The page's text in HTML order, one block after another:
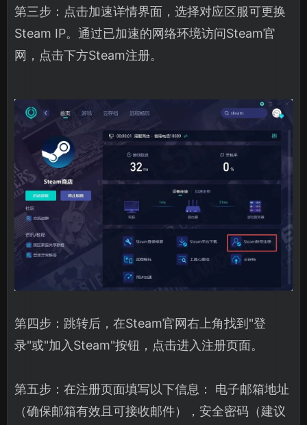
第三步：点击加速详情界面，选择对应区服可更换
Steam IP。通过已加速的网络环境访问Steam官
网，点击下方Steam注册。
第四步：跳转后，在Steam官网右上角找到"登
录"或"加入Steam"按钮，点击进入注册页面。
第五步：在注册页面填写以下信息： 电子邮箱地址
（确保邮箱有效且可接收邮件），安全密码（建议